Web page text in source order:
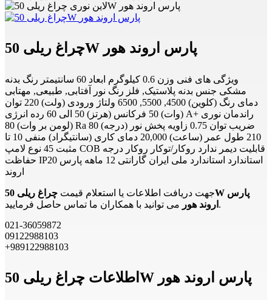
چراغ ریلی 50W پارس اروند هور
ویژگی های فنی وزن 0.6 کیلوگرم ابعاد 60 سانتیمتر رنگ بدنه
مشکی جنس بدنه پلاستیک, فلز رنگ نور آفتابی, طبیعی, مهتابی
دمای رنگ (کلوین) 4500, 5500, 6500 ولتاژ ورودی (ولت) 220 توان
(وات) 50 فرکانس (هرتز) 50 الی 60 رده انرژی A+ راندمان نوری
(لومن بر وات) 80 Ra 80 ضریب توان 0.75 زاویه پخش نور (درجه)
210 طول عمر (ساعت) 20,000 دمای کاری (سانتیگراد) منفی 10 تا
مثبت 45 نوع لامپ COB قابلیت دیمر ندارد روکار/توکار روکار درجه
حفاظت IP20 استاندارد استاندارد ملی ایران گارانتی 12 ماهه پارس
اروند
جهت دریافت اطلاعات یا استعلام قیمت
چراغ ریلی 50W پارس
اروند هور می توانید با همکاران ما تماس حاصل فرمایید.
021-36059872
09122988103
+989122988103
اطلاعات چراغ ریلی 50W پارس اروند هور